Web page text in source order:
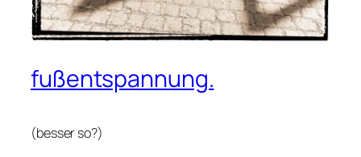
fußentspannung.
(besser so?)